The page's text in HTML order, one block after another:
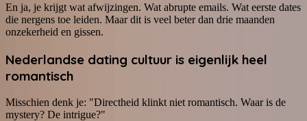
En ja, je krijgt wat afwijzingen. Wat abrupte emails. Wat eerste dates
die nergens toe leiden. Maar dit is veel beter dan drie maanden
onzekerheid en gissen.
Nederlandse dating cultuur is eigenlijk heel
romantisch
Misschien denk je: "Directheid klinkt niet romantisch. Waar is de
mystery? De intrigue?"